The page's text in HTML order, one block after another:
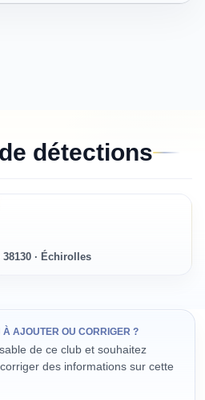
détections
· Échirolles
À AJOUTER OU CORRIGER ?
de ce club et souhaitez
des informations sur cette